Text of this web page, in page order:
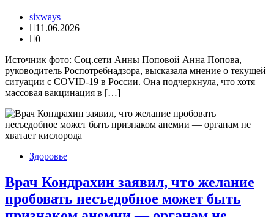
sixways
11.06.2026
0
Источник фото: Соц.сети Анны Поповой Анна Попова,
руководитель Роспотребнадзора, высказала мнение о текущей
ситуации с COVID-19 в России. Она подчеркнула, что хотя
массовая вакцинация в […]
Здоровье
Врач Кондрахин заявил, что желание
пробовать несъедобное может быть